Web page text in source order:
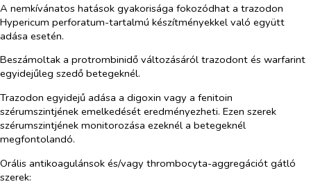
A nemkívánatos hatások gyakorisága fokozódhat a trazodon
Hypericum perforatum-tartalmú készítményekkel való együtt
adása esetén.
Beszámoltak a protrombinidő változásáról trazodont és warfarint
egyidejűleg szedő betegeknél.
Trazodon egyidejű adása a digoxin vagy a fenitoin
szérumszintjének emelkedését eredményezheti. Ezen szerek
szérumszintjének monitorozása ezeknél a betegeknél
megfontolandó.
Orális antikoagulánsok és/vagy thrombocyta-aggregációt gátló
szerek: